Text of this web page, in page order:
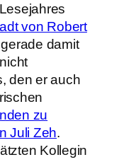
von Robert
damit
den er auch
zu
Juli Zeh.
Kollegin